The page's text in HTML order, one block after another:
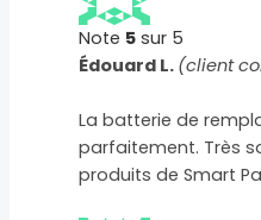
Note 5 sur 5
Édouard L. (client
La batterie de
parfaitement. Très
produits de Smart